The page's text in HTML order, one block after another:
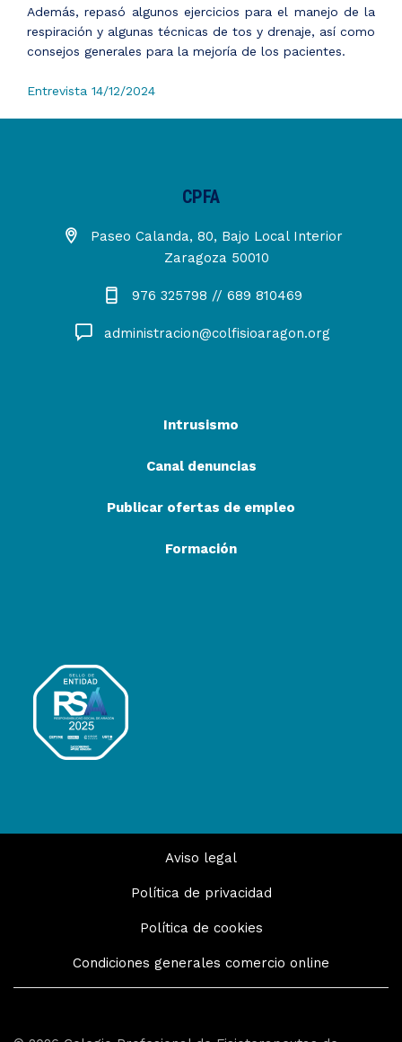
Además, repasó algunos ejercicios para el manejo de la
respiración y algunas técnicas de tos y drenaje, así como
consejos generales para la mejoría de los pacientes.
Entrevista 14/12/2024
CPFA
Paseo Calanda, 80, Bajo Local Interior
Zaragoza 50010
976 325798 // 689 810469
administracion@colfisioaragon.org
Intrusismo
Canal denuncias
Publicar ofertas de empleo
Formación
Aviso legal
Política de privacidad
Política de cookies
Condiciones generales comercio online